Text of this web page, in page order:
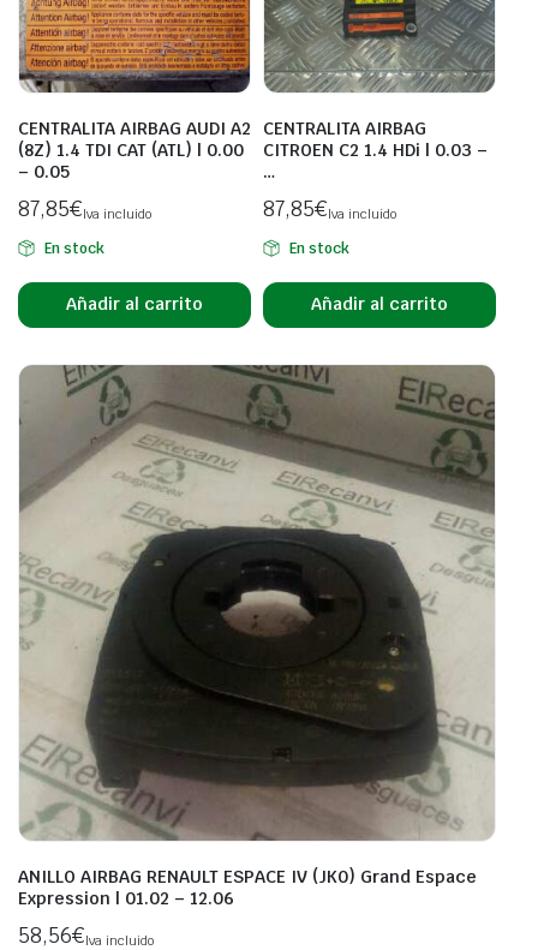
CENTRALITA AIRBAG AUDI A2
(8Z) 1.4 TDI CAT (ATL) | 0.00
– 0.05
87,85€Iva incluido
En stock
Añadir al carrito
CENTRALITA AIRBAG
CITROEN C2 1.4 HDi | 0.03 –
…
87,85€Iva incluido
En stock
Añadir al carrito
ANILLO AIRBAG RENAULT ESPACE IV (JK0) Grand Espace
Expression | 01.02 – 12.06
58,56€Iva incluido